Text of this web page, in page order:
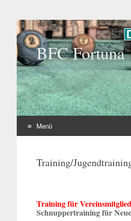
BFC Fortuna
Menü
springenTraining/
Training für
Schnuppertraining für